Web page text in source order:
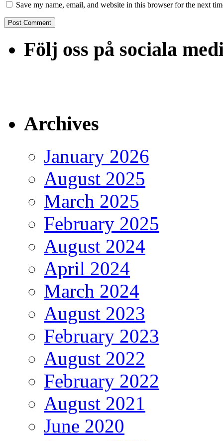
Save my name, email, and website in this browser for the next
Följ oss på sociala
Archives
January 2026
August 2025
March 2025
February 2025
August 2024
April 2024
March 2024
August 2023
February 2023
August 2022
February 2022
August 2021
June 2020